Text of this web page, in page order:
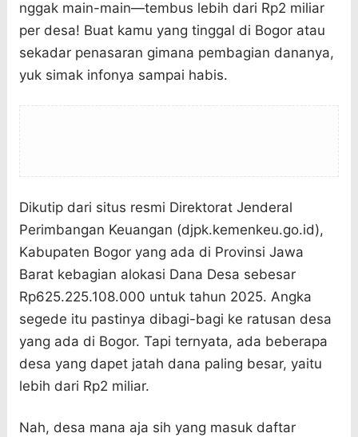
nggak main-main—tembus lebih dari Rp2 miliar
per desa! Buat kamu yang tinggal di Bogor atau
sekadar penasaran gimana pembagian dananya,
yuk simak infonya sampai habis.
Dikutip dari situs resmi Direktorat Jenderal
Perimbangan Keuangan (djpk.kemenkeu.go.id),
Kabupaten Bogor yang ada di Provinsi Jawa
Barat kebagian alokasi Dana Desa sebesar
Rp625.225.108.000 untuk tahun 2025. Angka
segede itu pastinya dibagi-bagi ke ratusan desa
yang ada di Bogor. Tapi ternyata, ada beberapa
desa yang dapet jatah dana paling besar, yaitu
lebih dari Rp2 miliar.
Nah, desa mana aja sih yang masuk daftar